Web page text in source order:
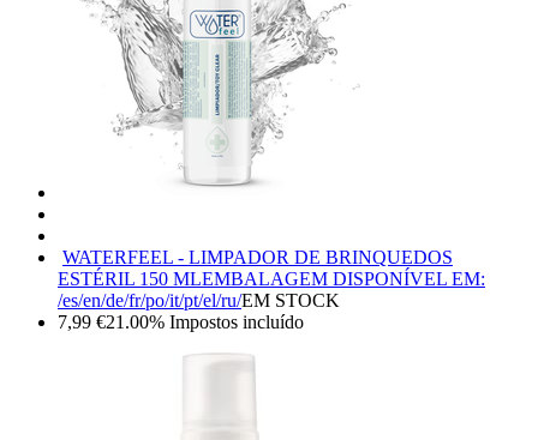
WATERFEEL - LIMPADOR DE BRINQUEDOS
ESTÉRIL 150 MLEMBALAGEM DISPONÍVEL EM:
/es/en/de/fr/po/it/pt/el/ru/EM STOCK
7,99 €21.00% Impostos incluído